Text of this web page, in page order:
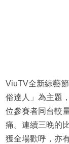
ViuTV全新綜藝
俗達人」為主題
位參賽者同台較
痛。連續三晚的
獲全場歡呼，亦